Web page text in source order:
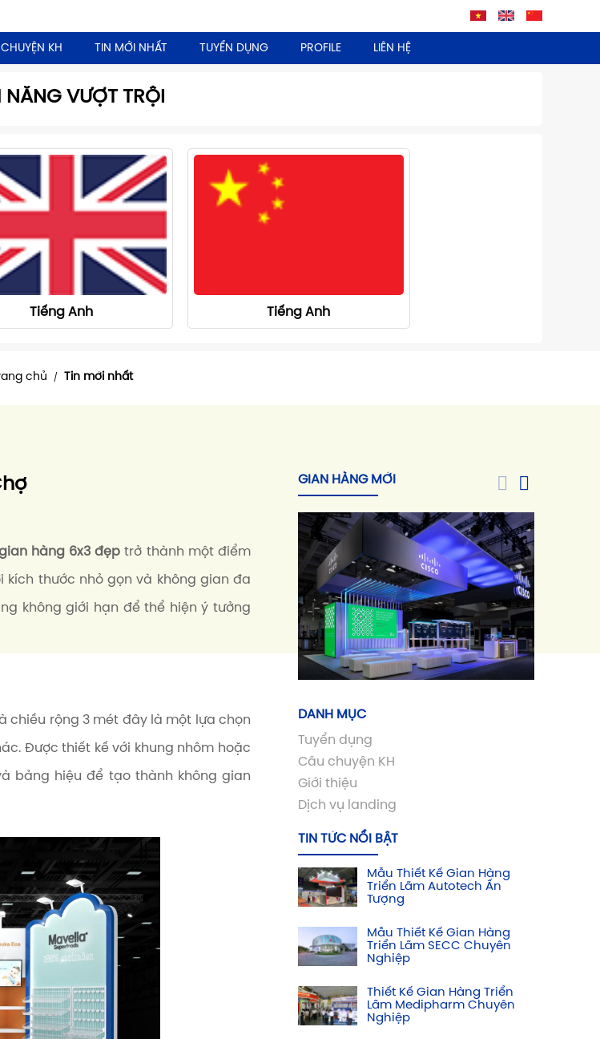
KH TIN MỚI NHẤT TUYỂN DỤNG PROFILE LIÊN HỆ
NĂNG VƯỢT TRỘI
Tiếng Anh Tiếng Anh
chủ / Tin mới nhất
hàng 6x3 đẹptrở thành một điểm
kích thước nhỏ gọn và không gian đa
không giới hạn để thể hiện ý tưởng
chiều rộng 3 mét đây là một lựa chọn
Được thiết kế với khung nhôm hoặc
bảng hiệu để tạo thành không gian
GIAN HÀNG MỚI
DANH MỤC
Tuyển dụng
Câu chuyện KH
Giới thiệu
Dịch vụ landing
TIN TỨC NỔI BẬT
Mẫu Thiết Kế Gian Hàng
Triển Lãm Autotech Ấn
Tượng
Mẫu Thiết Kế Gian Hàng
Triển Lãm SECC Chuyên
Nghiệp
Thiết Kế Gian Hàng Triển
Lãm Medipharm Chuyên
Nghiệp